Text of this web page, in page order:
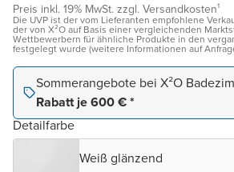
Preis inkl. 19% MwSt. zzgl. Versandkosten¹
Die UVP ist der vom Lieferanten empfohlene
der von X²O auf Basis einer vergleichenden
Wettbewerbern für ähnliche Produkte in den
festgelegt wurde (weitere Informationen auf
Sommerangebote bei X²O
Rabatt je 600 € *
Detailfarbe
Weiß glänzend